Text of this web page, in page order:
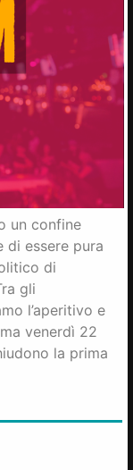
un confine
di essere pura
di
gli
l’aperitivo e
venerdì 22
la prima